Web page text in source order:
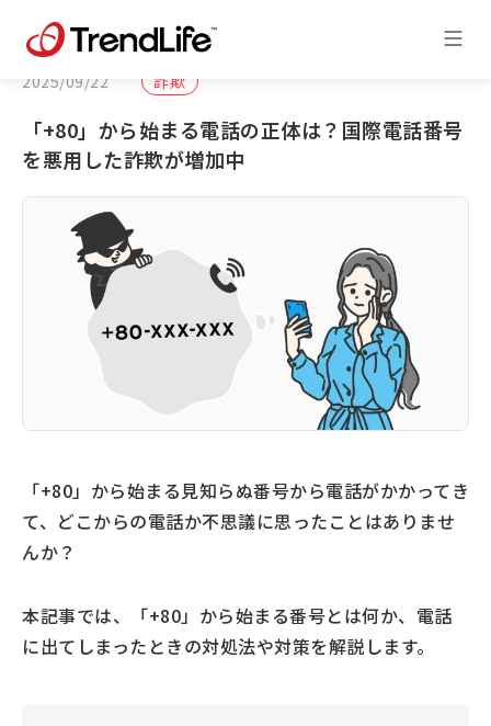
2025/09/22 詐欺
「+80」から始まる電話の正体は？国際電話番号
を悪用した詐欺が増加中
「+80」から始まる見知らぬ番号から電話がかかってき
て、どこからの電話か不思議に思ったことはありませ
んか？
本記事では、「+80」から始まる番号とは何か、電話
に出てしまったときの対処法や対策を解説します。